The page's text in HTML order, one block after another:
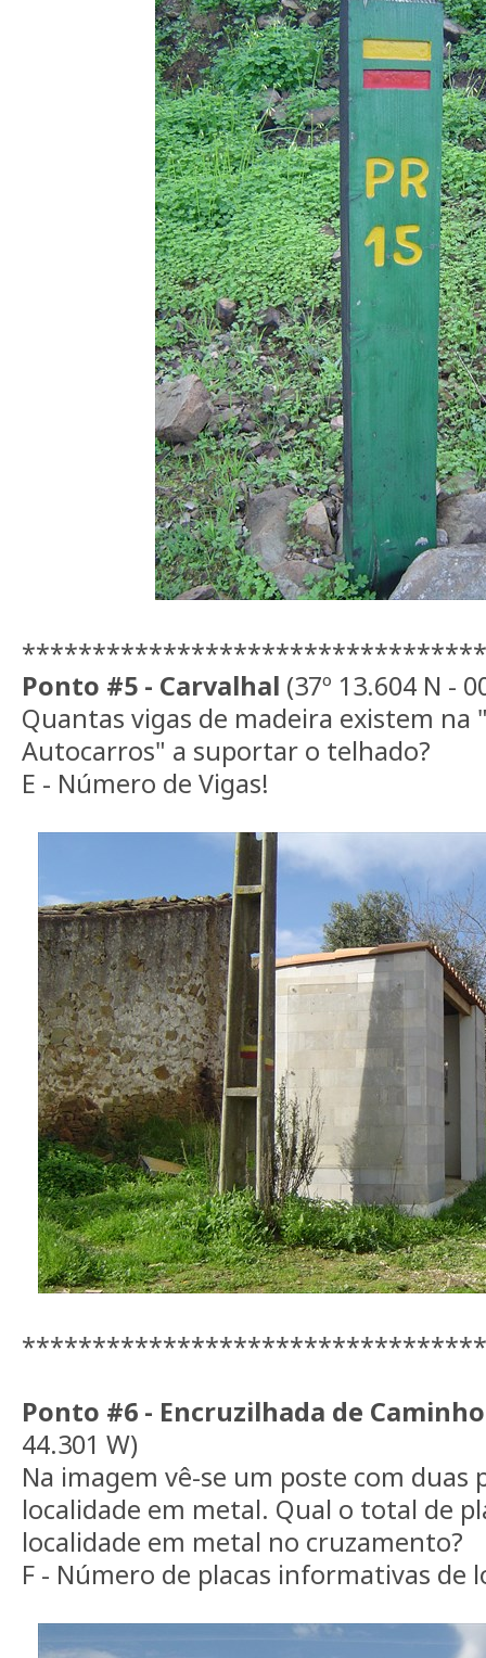
Ponto #5 - Carvalhal (37º 13.604 N -
Quantas vigas de madeira existem na
Autocarros" a suportar o telhado?
E - Número de Vigas!
Ponto #6 - Encruzilhada de
44.301 W)
Na imagem vê-se um poste com duas
localidade em metal. Qual o total de
localidade em metal no cruzamento?
F - Número de placas informativas de